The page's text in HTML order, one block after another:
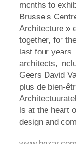
months to
Brussels
Architecture »
together, for
last four years.
architects,
Geers David
plus de bien-
is at the heart
design and